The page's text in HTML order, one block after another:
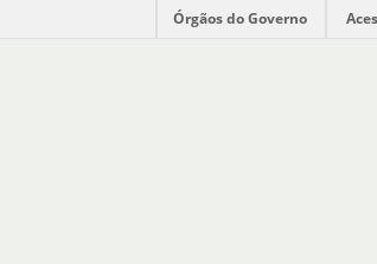
Órgãos do Governo